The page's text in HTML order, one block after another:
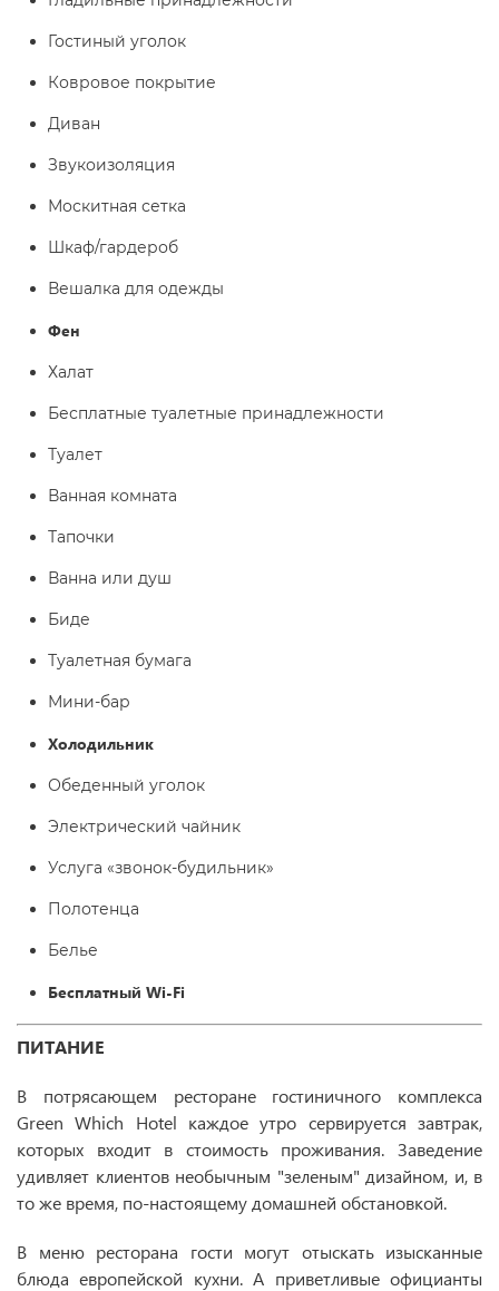
Гостиный уголок
Ковровое покрытие
Диван
Звукоизоляция
Москитная сетка
Шкаф/гардероб
Вешалка для одежды
Фен
Халат
Бесплатные туалетные принадлежности
Туалет
Ванная комната
Тапочки
Ванна или душ
Биде
Туалетная бумага
Мини-бар
Холодильник
Обеденный уголок
Электрический чайник
Услуга «звонок-будильник»
Полотенца
Белье
Бесплатный Wi-Fi
ПИТАНИЕ
В потрясающем ресторане гостиничного комплекса
Green Which Hotel каждое утро сервируется завтрак,
которых входит в стоимость проживания. Заведение
удивляет клиентов необычным "зеленым" дизайном, и, в
то же время, по-настоящему домашней обстановкой.
В меню ресторана гости могут отыскать изысканные
блюда европейской кухни. А приветливые официанты